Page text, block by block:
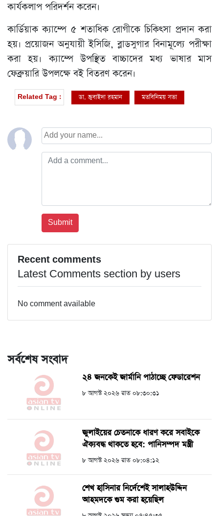
কার্যকলাপ পরিদর্শন করেন।
কার্ডিয়াক ক্যাম্পে ৫ শতাধিক রোগীকে চিকিৎসা প্রদান করা
হয়। প্রয়োজন অনুযায়ী ইসিজি, ব্লাডসুগার বিনামূল্যে পরীক্ষা
করা হয়। ক্যাম্পে উপস্থিত বাচ্চাদের মধ্য ভাষার মাস
ফেব্রুয়ারি উপলক্ষে বই বিতরণ করেন।
Related Tag : ডা. জুবাইদা রহমান মতবিনিময় সভা
Recent comments
Latest Comments section by users
No comment available
সর্বশেষ সংবাদ
২৪ জনকেই জার্মানি পাঠাচ্ছে ফেডারেশন
৮ আগস্ট ২০২৬ রাত ০৮:৩০:৩১
জুলাইয়ের চেতনাকে ধারণ করে সবাইকে
ঐক্যবদ্ধ থাকতে হবে: পানিসম্পদ মন্ত্রী
৮ আগস্ট ২০২৬ রাত ০৮:০৪:১২
শেখ হাসিনার নির্দেশেই সালাহউদ্দিন
আহমদকে গুম করা হয়েছিল